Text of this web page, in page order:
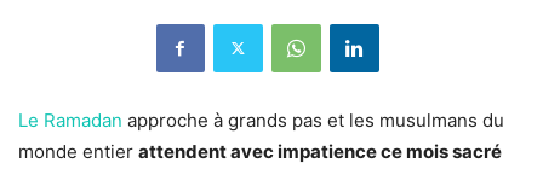
Le Ramadan approche à grands pas et les musulmans du
monde entier attendent avec impatience ce mois sacré